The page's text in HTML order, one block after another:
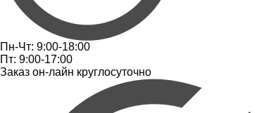
Пн-Чт: 9:00-18:00
Пт: 9:00-17:00
Заказ он-лайн круглосуточно